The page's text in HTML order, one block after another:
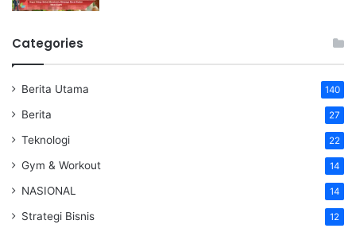
Categories
Berita Utama 140
Berita 27
Teknologi 22
Gym & Workout 14
NASIONAL 14
Strategi Bisnis 12